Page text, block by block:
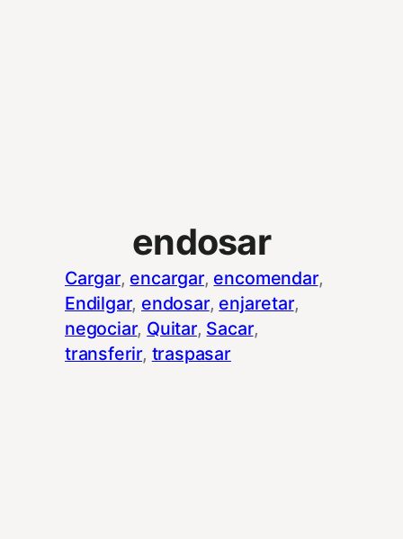
endosar
Cargar, encargar, encomendar
Endilgar, endosar, enjaretar
negociar, Quitar, Sacar
transferir, traspasar